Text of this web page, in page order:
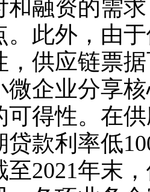
和融资的需
。此外，由
，供应链票
微企业分享
可得性。在
贷款利率低
至2021年末